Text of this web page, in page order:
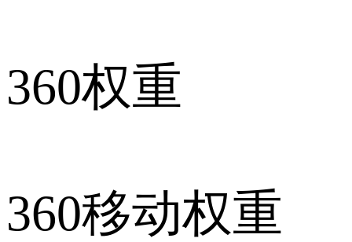
360权重
360移动权重